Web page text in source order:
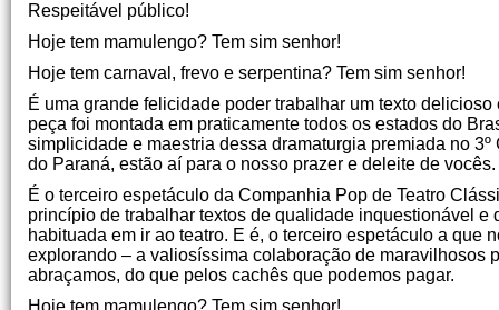
Respeitável público!
Hoje tem mamulengo? Tem sim senhor!
Hoje tem carnaval, frevo e serpentina? Tem sim senhor!
É uma grande felicidade poder trabalhar um texto
peça foi montada em praticamente todos os estados do
simplicidade e maestria dessa dramaturgia premiada no
do Paraná, estão aí para o nosso prazer e deleite de vocês.
É o terceiro espetáculo da Companhia Pop de Teatro
princípio de trabalhar textos de qualidade inquestionável
habituada em ir ao teatro. E é, o terceiro espetáculo a que
explorando – a valiosíssima colaboração de maravilhosos
abraçamos, do que pelos cachês que podemos pagar.